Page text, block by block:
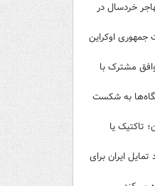
بیش از ۱۳۰۰ مهاجر خردسال در
جمهوری اوکراین
مشترک با
به شکست
تاکتیک یا
ایران برای